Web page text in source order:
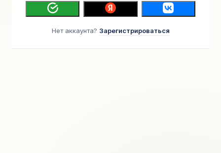
Нет аккаунта? Зарегистрироваться